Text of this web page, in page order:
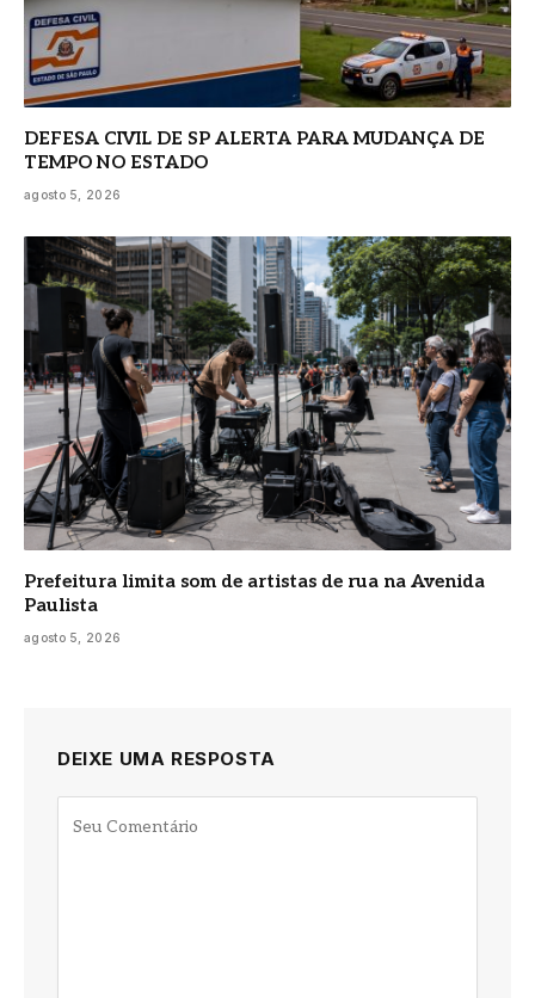
DEFESA CIVIL DE SP ALERTA PARA MUDANÇA DE
TEMPO NO ESTADO
agosto 5, 2026
Prefeitura limita som de artistas de rua na Avenida
Paulista
agosto 5, 2026
DEIXE UMA RESPOSTA